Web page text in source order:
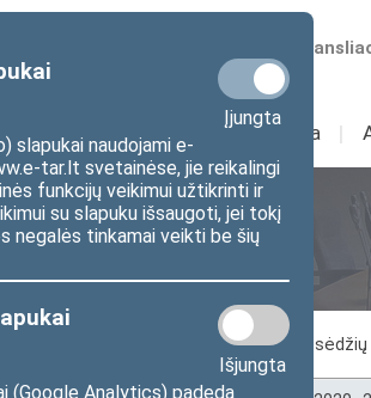
Įjungta
slapukai naudojami e-
tar.lt svetainėse, jie reikalingi
funkcijų veikimui užtikrinti ir
su slapuku išsaugoti, jei tokį
negalės tinkamai veikti be šių
Išjungta
(Google Analytics) padeda
Numatomos
Sudėtis Veikla I
posėdžiai
Posėdžiai